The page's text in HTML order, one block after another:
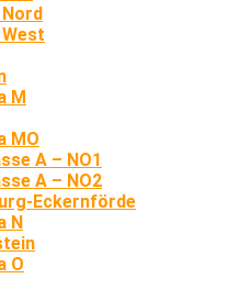
M
MO
A – NO1
A – NO2
Eckernförde
N
O